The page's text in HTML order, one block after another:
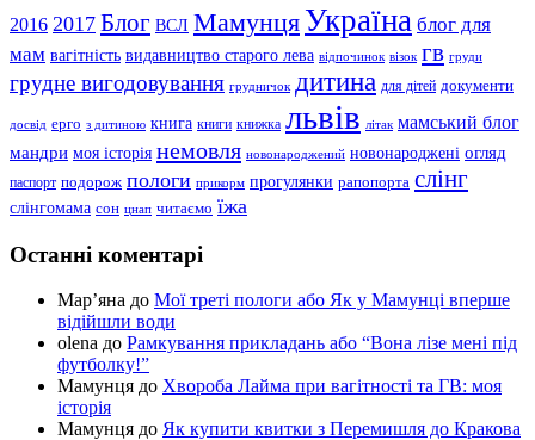
2016 2017 Блог ВСЛ МамунцяУкраїна блог для
мам вагітність видавництво старого лева відпочинок візок гв груди
грудне вигодовування грудничок дитина для дітей документи
досвід ерго з дитиною книга книги книжка львів літак мамський блог
мандри моя історія немовля новонароджений новонароджені огляд
паспорт подорож пологи прикорм прогулянки рапопорта слінг
слінгомама сон цнап читаємо їжа
Останні коментарі
Мар’яна до Мої треті пологи або Як у Мамунці вперше
відійшли води
olena до Рамкування прикладань або “Вона лізе мені під
футболку!”
Мамунця до Хвороба Лайма при вагітності та ГВ: моя
історія
Мамунця до Як купити квитки з Перемишля до Кракова